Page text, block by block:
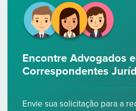
Encontre Advogados e
Correspondentes
Envie sua solicitação para a